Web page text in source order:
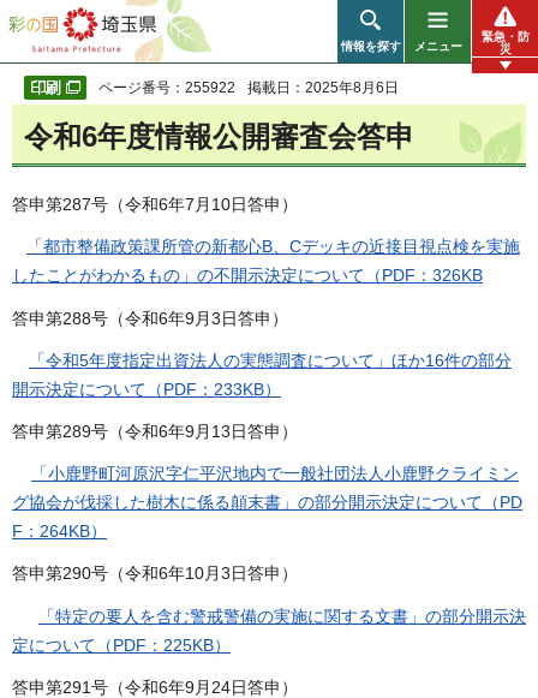
彩の国 埼玉県
情報を探す メニュー
緊急・防
災
ページ番号：255922 掲載日：2025年8月6日
令和6年度情報公開審査会答申
答申第287号（令和6年7月10日答申）
「都市整備政策課所管の新都心B、Cデッキの近接目視点検を実施
したことがわかるもの」の不開示決定について（PDF：326KB
答申第288号（令和6年9月3日答申）
「令和5年度指定出資法人の実態調査について」ほか16件の部分
開示決定について（PDF：233KB）
答申第289号（令和6年9月13日答申）
「小鹿野町河原沢字仁平沢地内で一般社団法人小鹿野クライミン
グ協会が伐採した樹木に係る顛末書」の部分開示決定について（PD
F：264KB）
答申第290号（令和6年10月3日答申）
「特定の要人を含む警戒警備の実施に関する文書」の部分開示決
定について（PDF：225KB）
答申第291号（令和6年9月24日答申）